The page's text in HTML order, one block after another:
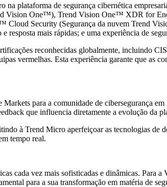
na plataforma de segurança cibernética
Vision One™), Trend Vision One™ XDR for
Security (Segurança da nuvem Trend
mais rápidas; e uma experiência de
reconhecidas globalmente, incluindo
vermelhas. Esta experiência garante que as
para a comunidade de cibersegurança
que influencia diretamente a evolução da
à Trend Micro aperfeiçoar as tecnologias de
tempo real.
cada vez mais sofisticadas e dinâmicas. Para
para a sua transformação em matéria de